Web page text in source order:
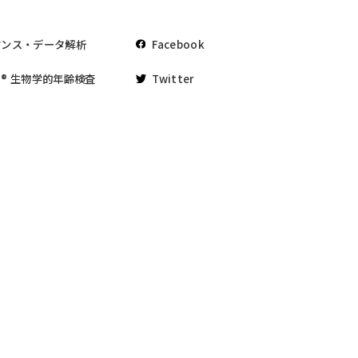
ス・データ解析
生物学的年齢検査
Facebook
Twitter